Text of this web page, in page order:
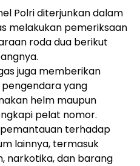
Polri diterjunkan dalam
melakukan pemeriksaan
roda dua berikut
juga memberikan
yang
helm maupun
pelat nomor.
terhadap
lainnya, termasuk
narkotika, dan barang